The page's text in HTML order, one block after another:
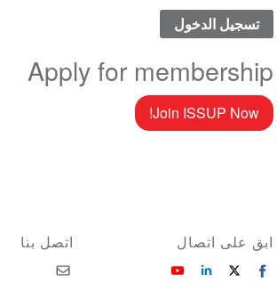
Apply for membership
Join ISSUP Now!
اتصل بنا ابق على اتصال